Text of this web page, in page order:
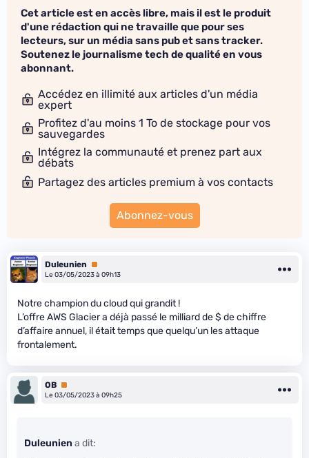
Cet article est en accès libre, mais il est le produit
d'une rédaction qui ne travaille que pour ses
lecteurs, sur un média sans pub et sans tracker.
Soutenez le journalisme tech de qualité en vous
abonnant.
Accédez en illimité aux articles d'un média
expert
Profitez d'au moins 1 To de stockage pour vos
sauvegardes
Intégrez la communauté et prenez part aux
débats
Partagez des articles premium à vos contacts
Abonnez-vous
Duleunien
Premium
Le 03/05/2023 à 09h13
Notre champion du cloud qui grandit !
L’offre AWS Glacier a déjà passé le milliard de $ de chiffre
d’affaire annuel, il était temps que quelqu’un les attaque
frontalement.
OB Premium
Le 03/05/2023 à 09h25
Duleunien a dit: